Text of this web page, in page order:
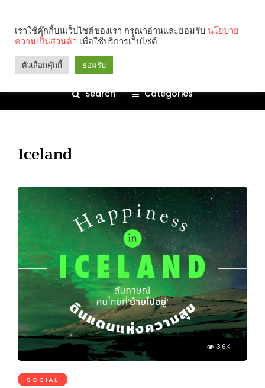
Search Categories
Iceland
3.6K
SOCIAL
เราใช้คุ๊กกี้บนเว็บไซต์ของเรา กรุณาอ่านและยอมรับ นโยบาย
ความเป็นส่วนตัว เพื่อใช้บริการเว็บไซต์
ตัวเลือกคุ๊กกี้ ยอมรับ